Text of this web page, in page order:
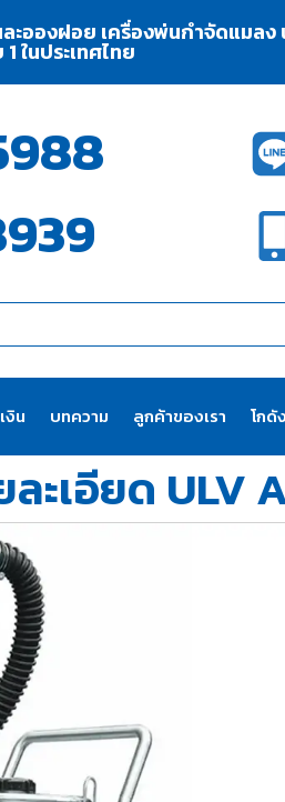
องฝอย เครื่องพ่นกำจัดแมลง
ในประเทศไทย
งิน บทความ ลูกค้าของเรา โกดั
เอียด ULV